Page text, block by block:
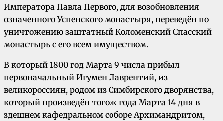
Императора Павла Первого, для возобновления
означенного Успенского монастыря, переведён по
уничтожению заштатный Коломенский Спасский
монастырь с его всем имуществом.
В который 1800 год Марта 9 числа прибыл
первоначальный Игумен Лаврентий, из
великороссиян, родом из Симбирского дворянства,
который произведён тогож года Марта 14 дня в
здешнем кафедральном соборе Архимандритом,